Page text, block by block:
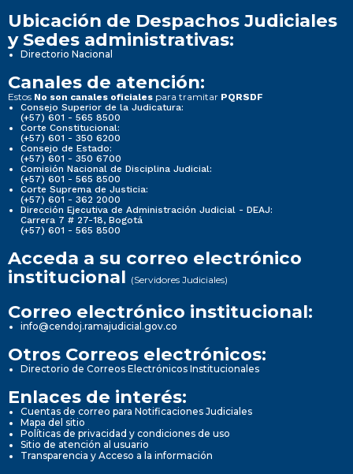
Ubicación de Despachos Judiciales
y Sedes administrativas:
Directorio Nacional
Canales de atención:
Estos No son canales oficiales para tramitar PQRSDF
Consejo Superior de la Judicatura:
(+57) 601 - 565 8500
Corte Constitucional:
(+57) 601 - 350 6200
Consejo de Estado:
(+57) 601 - 350 6700
Comisión Nacional de Disciplina Judicial:
(+57) 601 - 565 8500
Corte Suprema de Justicia:
(+57) 601 - 362 2000
Dirección Ejecutiva de Administración Judicial - DEAJ:
Carrera 7 # 27-18, Bogotá
(+57) 601 - 565 8500
Acceda a su correo electrónico
institucional (Servidores Judiciales)
Correo electrónico institucional:
info@cendoj.ramajudicial.gov.co
Otros Correos electrónicos:
Directorio de Correos Electrónicos Institucionales
Enlaces de interés:
Cuentas de correo para Notificaciones Judiciales
Mapa del sitio
Políticas de privacidad y condiciones de uso
Sitio de atención al usuario
Transparencia y Acceso a la información